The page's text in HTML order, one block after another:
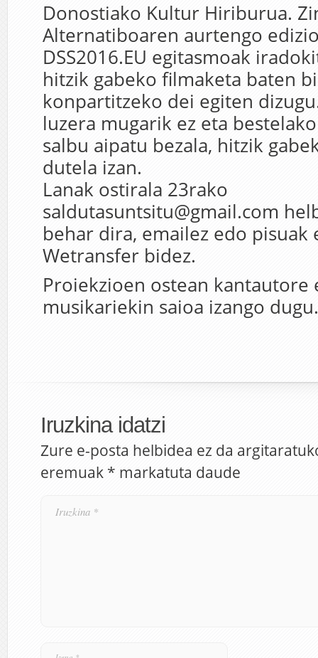
Donostiako Kultur Hiriburua.
Alternatiboaren aurtengo
DSS2016.EU egitasmoak
hitzik gabeko filmaketa baten
konpartitzeko dei egiten
luzera mugarik ez eta
salbu aipatu bezala, hitzik
dutela izan.
Lanak ostirala 23rako
saldutasuntsitu@gmail.com
behar dira, emailez edo pisuak
Wetransfer bidez.
Proiekzioen ostean kantautore
musikariekin saioa izango dugu.
Iruzkina idatzi
Zure e-posta helbidea ez da
eremuak * markatuta daude